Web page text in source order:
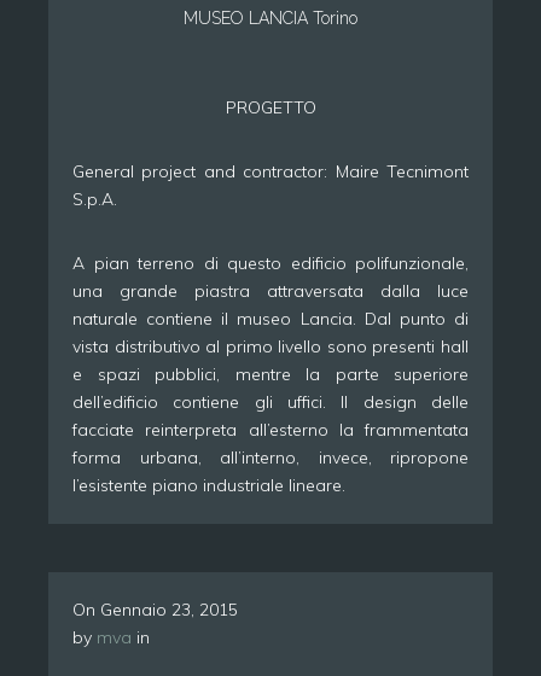
MUSEO LANCIA Torino
PROGETTO
General project and contractor: Maire Tecnimont
S.p.A.
A pian terreno di questo edificio polifunzionale,
una grande piastra attraversata dalla luce
naturale contiene il museo Lancia. Dal punto di
vista distributivo al primo livello sono presenti hall
e spazi pubblici, mentre la parte superiore
dell’edificio contiene gli uffici. Il design delle
facciate reinterpreta all’esterno la frammentata
forma urbana, all’interno, invece, ripropone
l’esistente piano industriale lineare.
On Gennaio 23, 2015
by mva in